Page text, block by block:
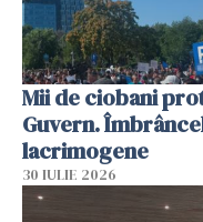
Mii de ciobani
Guvern.
lacrimogene
30 IULIE 2026